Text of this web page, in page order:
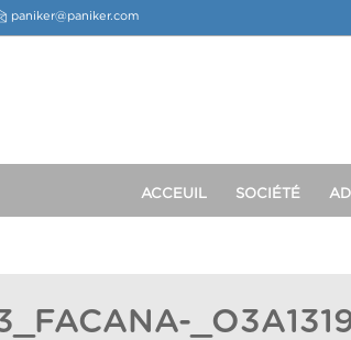
paniker@paniker.com
ACCEUIL SOCIÉTÉ